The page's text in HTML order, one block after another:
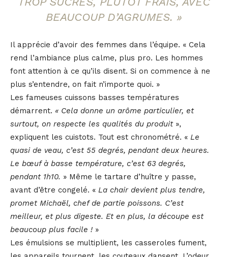
BEAUCOUP D’AGRUMES. »
Il apprécie d’avoir des femmes dans l’équipe. « Cela
rend l’ambiance plus calme, plus pro. Les hommes
font attention à ce qu’ils disent. Si on commence à ne
plus s’entendre, on fait n’importe quoi. »
Les fameuses cuissons basses températures
démarrent. « Cela donne un arôme particulier, et
surtout, on respecte les qualités du produit»,
expliquent les cuistots. Tout est chronométré. « Le
quasi de veau, c’est 55 degrés, pendant deux heures.
Le bœuf à basse température, c’est 63 degrés,
pendant 1h10. » Même le tartare d’huître y passe,
avant d’être congelé. « La chair devient plus tendre,
promet Michaël, chef de partie poissons. C’est
meilleur, et plus digeste. Et en plus, la découpe est
beaucoup plus facile ! »
Les émulsions se multiplient, les casseroles fument,